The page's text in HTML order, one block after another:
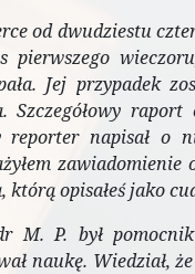
od dwudziestu
pierwszego
Jej przypadek
Szczegółowy
reporter napisał o
zawiadomienie
którą opisałeś jako
M. P. był
naukę. Wiedział,